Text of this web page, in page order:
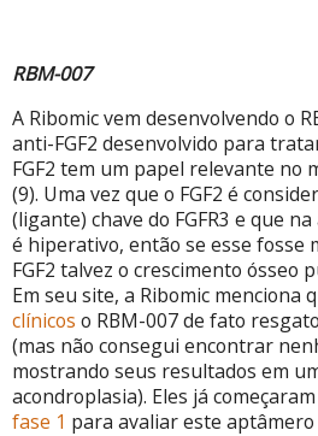
RBM-007
A Ribomic vem desenvolvendo o
anti-FGF2 desenvolvido para
FGF2 tem um papel relevante no
(9). Uma vez que o FGF2 é
(ligante) chave do FGFR3 e que
é hiperativo, então se esse fosse
FGF2 talvez o crescimento ósseo
Em seu site, a Ribomic menciona
clínicos o RBM-007 de fato
(mas não consegui encontrar
mostrando seus resultados em
acondroplasia). Eles já
fase 1 para avaliar este